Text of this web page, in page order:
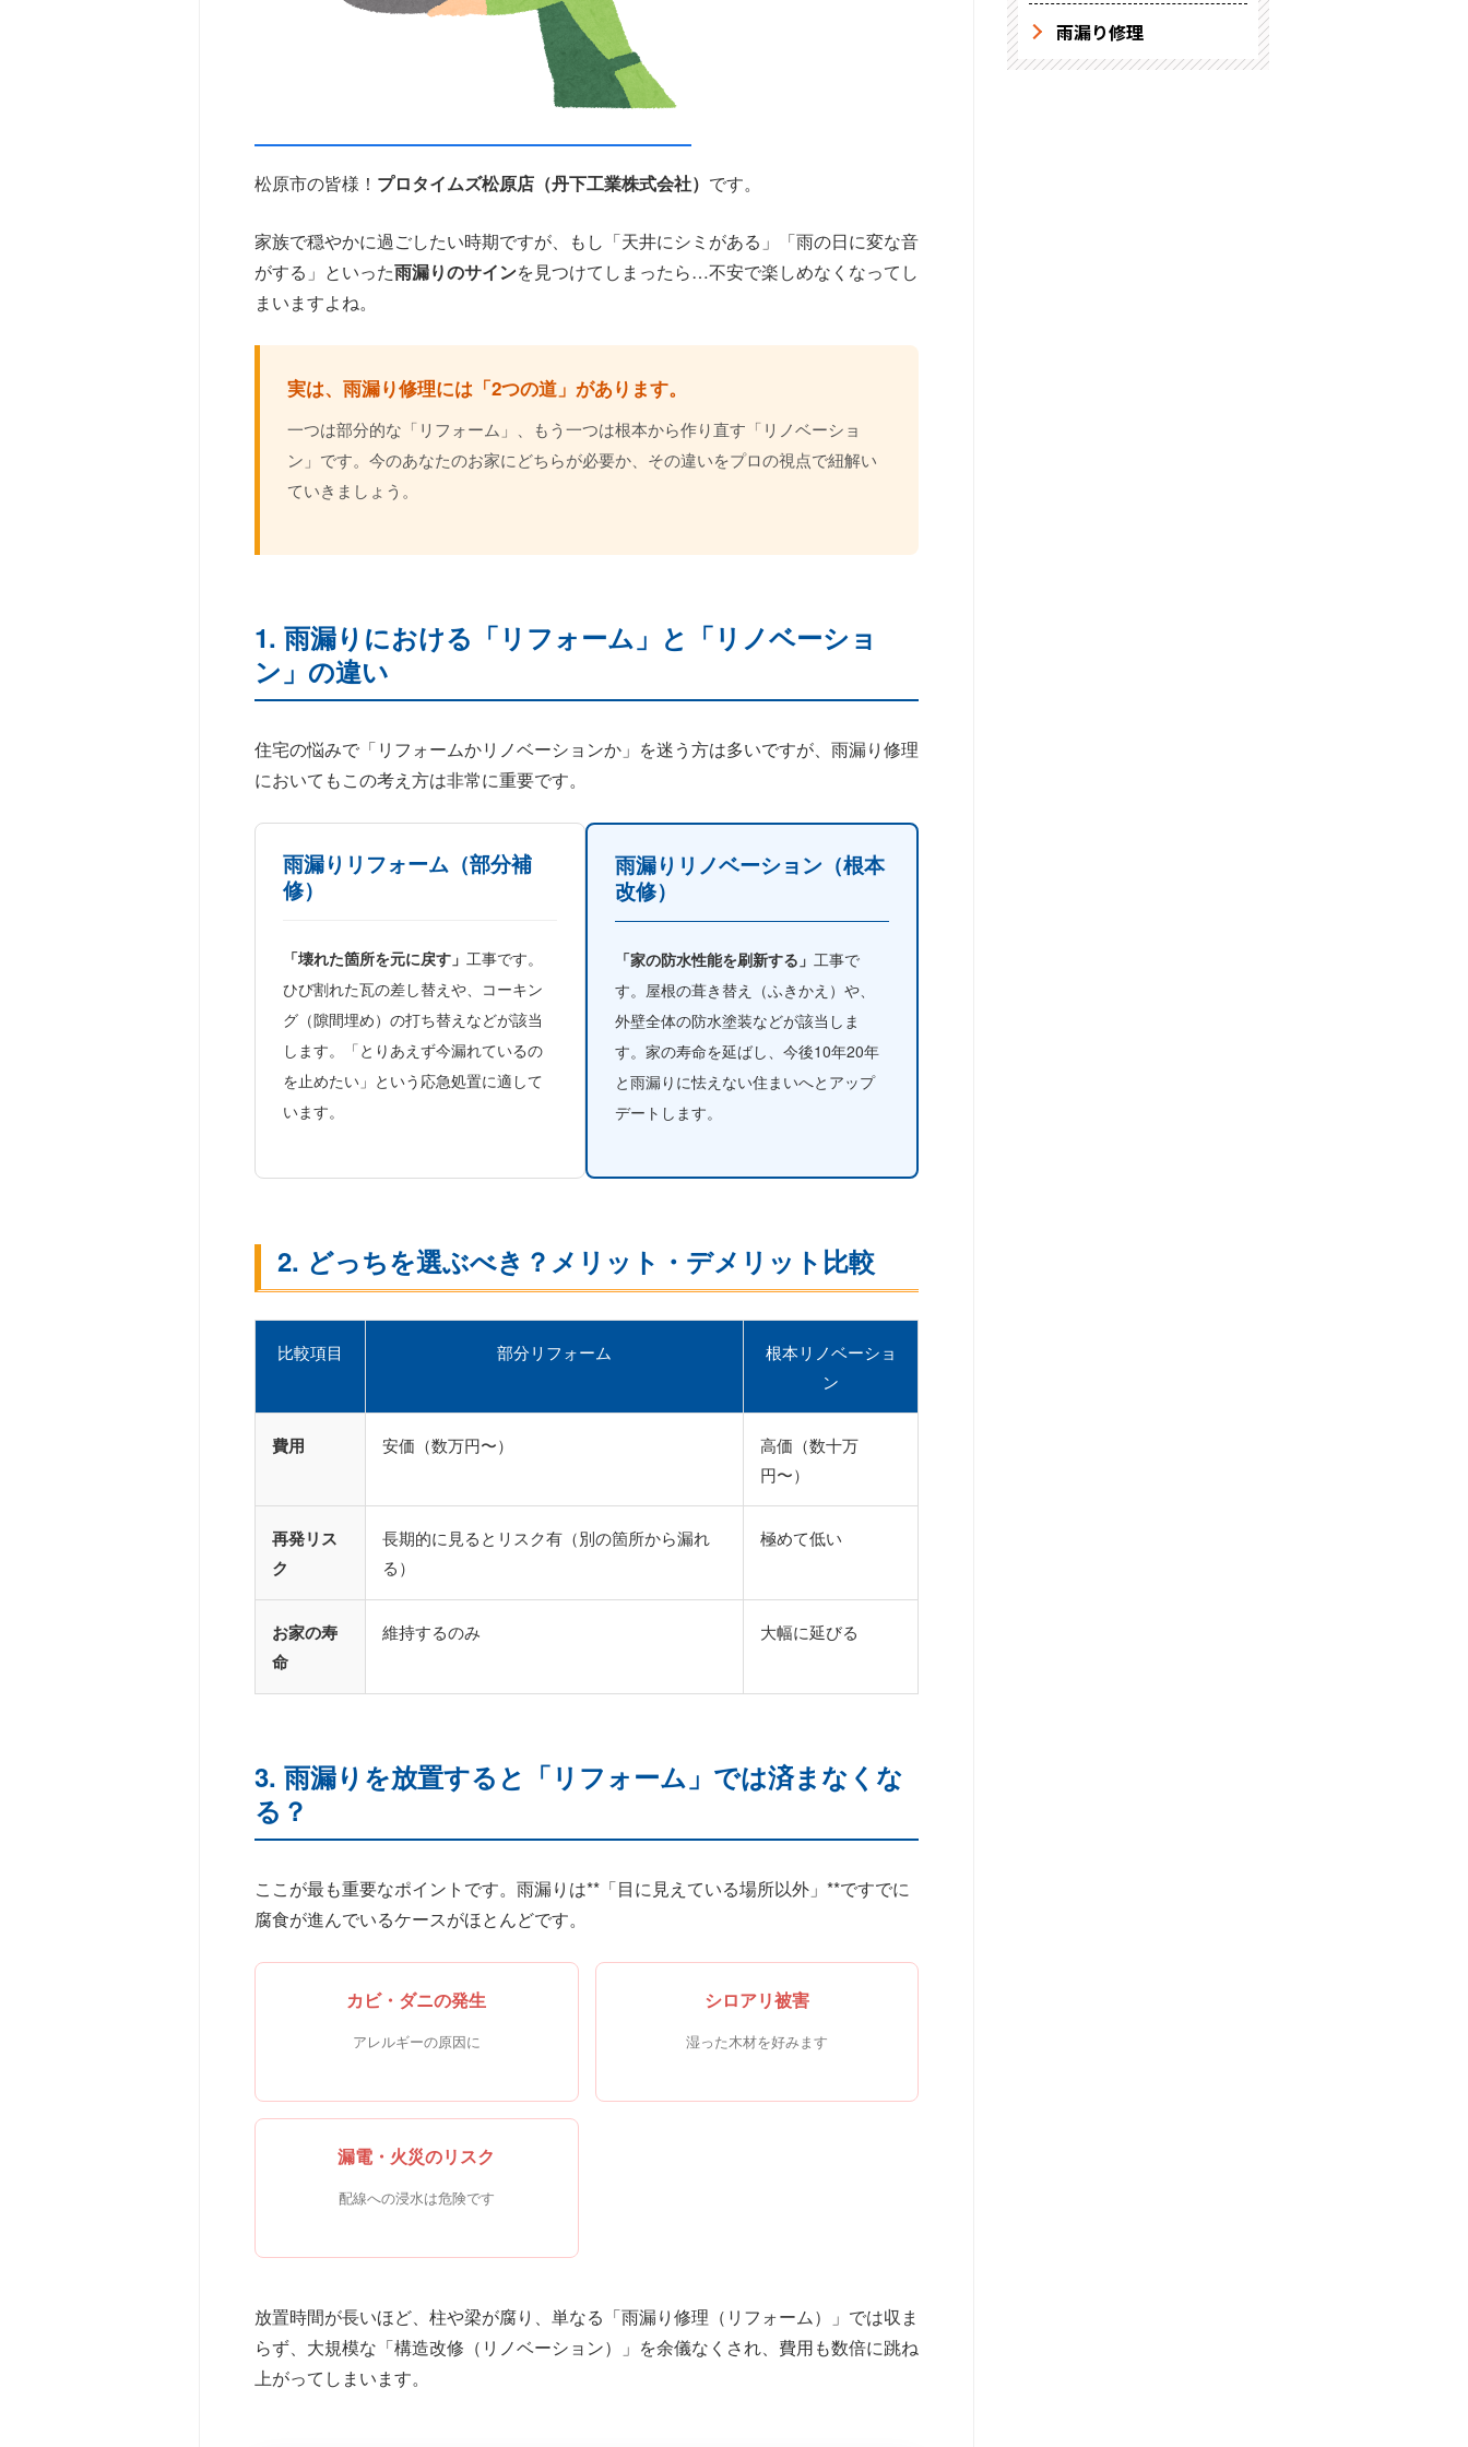
松原市の皆様！ プロタイムズ松原店（丹下工業株式会社） です。
家族で穏やかに過ごしたい時期ですが、もし「天井にシミがある」「雨の日に変な音
がする」といった雨漏りのサインを見つけてしまったら…不安で楽しめなくなってし
まいますよね。
実は、雨漏り修理には「2つの道」があります。
一つは部分的な「リフォーム」、もう一つは根本から作り直す「リノベーショ
ン」です。今のあなたのお家にどちらが必要か、その違いをプロの視点で紐解い
ていきましょう。
1. 雨漏りにおける「リフォーム」と「リノベーショ
ン」の違い
住宅の悩みで「リフォームかリノベーションか」を迷う方は多いですが、雨漏り修理
においてもこの考え方は非常に重要です。
雨漏りリフォーム（部分補
修）
「壊れた箇所を元に戻す」 工事です。
ひび割れた瓦の差し替えや、コーキン
グ（隙間埋め）の打ち替えなどが該当
します。「とりあえず今漏れているの
を止めたい」という応急処置に適して
います。
雨漏りリノベーション（根本
改修）
「家の防水性能を刷新する」 工事で
す。屋根の葺き替え（ふきかえ）や、
外壁全体の防水塗装などが該当しま
す。家の寿命を延ばし、今後10年20年
と雨漏りに怯えない住まいへとアップ
デートします。
2. どっちを選ぶべき？メリット・デメリット比較
比較項目 部分リフォーム
根本リノベーショ
ン
費用 安価（数万円〜）
高価（数十万
円〜）
再発リス
ク
長期的に見るとリスク有（別の箇所から漏れ
る）
極めて低い
お家の寿
命
維持するのみ 大幅に延びる
3. 雨漏りを放置すると「リフォーム」では済まなくな
る？
ここが最も重要なポイントです。雨漏りは**「目に見えている場所以外」**ですでに
腐食が進んでいるケースがほとんどです。
カビ・ダニの発生
アレルギーの原因に
シロアリ被害
湿った木材を好みます
漏電・火災のリスク
配線への浸水は危険です
放置時間が長いほど、柱や梁が腐り、単なる「雨漏り修理（リフォーム）」では収ま
らず、大規模な「構造改修（リノベーション）」を余儀なくされ、費用も数倍に跳ね
上がってしまいます。
雨漏り修理